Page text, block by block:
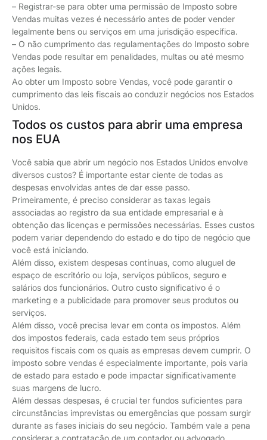
– Registrar-se para obter uma permissão de Imposto sobre
Vendas muitas vezes é necessário antes de poder vender
legalmente bens ou serviços em uma jurisdição específica.
– O não cumprimento das regulamentações do Imposto sobre
Vendas pode resultar em penalidades, multas ou até mesmo
ações legais.
Ao obter um Imposto sobre Vendas, você pode garantir o
cumprimento das leis fiscais ao conduzir negócios nos Estados
Unidos.
Todos os custos para abrir uma empresa
nos EUA
Você sabia que abrir um negócio nos Estados Unidos envolve
diversos custos? É importante estar ciente de todas as
despesas envolvidas antes de dar esse passo.
Primeiramente, é preciso considerar as taxas legais
associadas ao registro da sua entidade empresarial e à
obtenção das licenças e permissões necessárias. Esses custos
podem variar dependendo do estado e do tipo de negócio que
você está iniciando.
Além disso, existem despesas contínuas, como aluguel de
espaço de escritório ou loja, serviços públicos, seguro e
salários dos funcionários. Outro custo significativo é o
marketing e a publicidade para promover seus produtos ou
serviços.
Além disso, você precisa levar em conta os impostos. Além
dos impostos federais, cada estado tem seus próprios
requisitos fiscais com os quais as empresas devem cumprir. O
imposto sobre vendas é especialmente importante, pois varia
de estado para estado e pode impactar significativamente
suas margens de lucro.
Além dessas despesas, é crucial ter fundos suficientes para
circunstâncias imprevistas ou emergências que possam surgir
durante as fases iniciais do seu negócio. Também vale a pena